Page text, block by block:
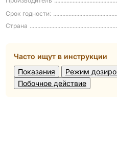
Срок годности:
Страна
Часто ищут в инструкции
Показания
Режим
Побочное действие